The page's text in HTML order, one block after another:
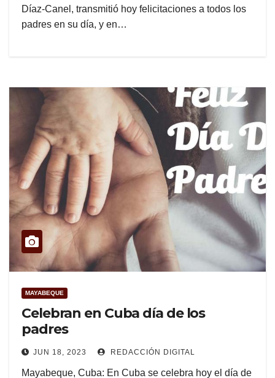
Díaz-Canel, transmitió hoy felicitaciones a todos los
padres en su día, y en…
MAYABEQUE
Celebran en Cuba día de los
padres
JUN 18, 2023 REDACCIÓN DIGITAL
Mayabeque, Cuba: En Cuba se celebra hoy el día de